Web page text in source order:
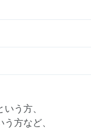
う方、
方など、